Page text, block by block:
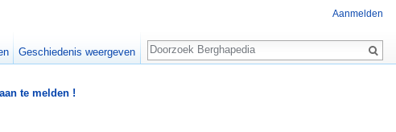
te melden !
Aanmelden
Geschiedenis weergeven
Zoeken